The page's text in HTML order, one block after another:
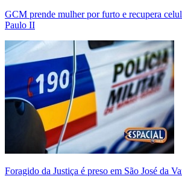
GCM prende mulher por furto e recupera
Paulo II
Foragido da Justiça é preso em São José da